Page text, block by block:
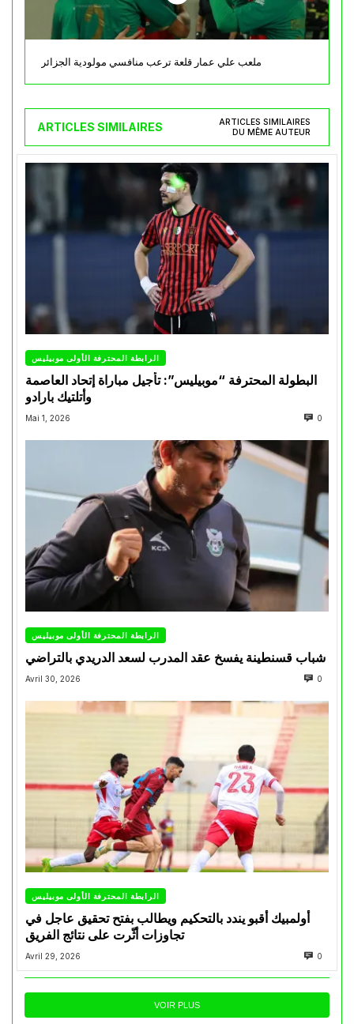
ملعب علي عمار قلعة ترعب منافسي مولودية الجزائر
ARTICLES SIMILAIRES
ARTICLES SIMILAIRES
DU MÊME AUTEUR
الرابطة المحترفة الأولى موبيليس
البطولة المحترفة “موبيليس”: تأجيل مباراة إتحاد العاصمة
وأتلتيك بارادو
Mai 1, 2026 0
الرابطة المحترفة الأولى موبيليس
شباب قسنطينة يفسخ عقد المدرب لسعد الدريدي بالتراضي
Avril 30, 2026 0
الرابطة المحترفة الأولى موبيليس
أولمبيك أقبو يندد بالتحكيم ويطالب بفتح تحقيق عاجل في
تجاوزات أثّرت على نتائج الفريق
Avril 29, 2026 0
VOIR PLUS